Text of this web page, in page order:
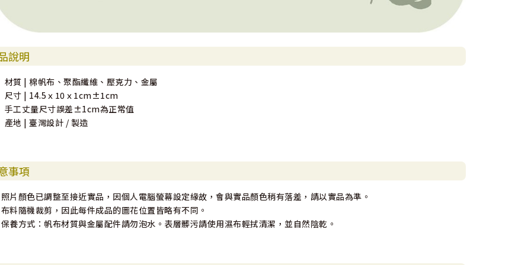
說明
質 | 棉帆布、聚酯纖維、壓克力、金屬
尺寸 | 14.5ｘ10ｘ1cm±1cm
手工丈量尺寸誤差±1cm為正常值
地 | 臺灣設計 / 製造
事項
片顏色已調整至接近實品，因個人電腦螢幕設定緣故，會與實品顏色稍有落差，請以實品為準。
料隨機裁剪，因此每件成品的圖花位置皆略有不同。
養方式：帆布材質與金屬配件請勿泡水。表層髒污請使用濕布輕拭清潔，並自然陰乾。